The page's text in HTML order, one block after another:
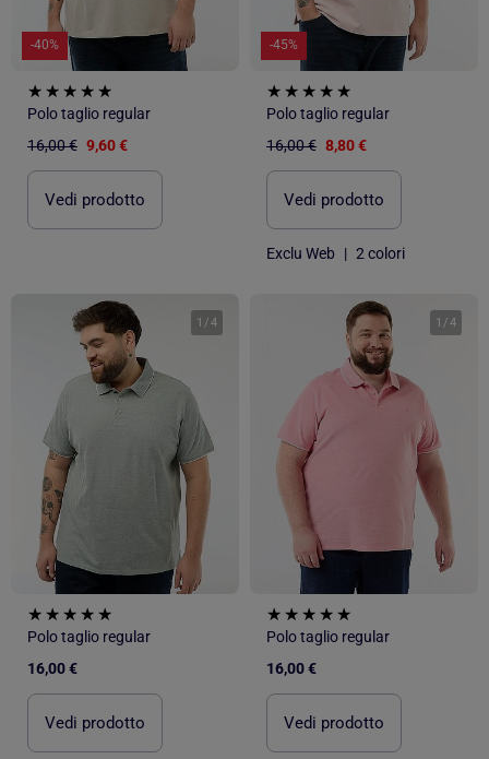
-40%
Polo taglio regular
16,00 € 9,60 €
Vedi prodotto
-45%
Polo taglio regular
16,00 € 8,80 €
Vedi prodotto
Exclu Web | 2 colori
1 /4
Polo taglio regular
16,00 €
Vedi prodotto
1 /4
Polo taglio regular
16,00 €
Vedi prodotto